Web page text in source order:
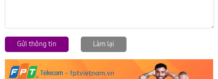
Gửi thông tin Làm lại